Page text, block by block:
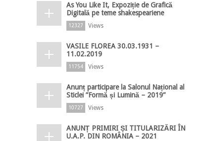
As You Like It, Expoziție de Grafică
Digitală pe teme shakespeariene
12327 Views
VASILE FLOREA 30.03.1931 –
11.02.2019
11754 Views
Anunț participare la Salonul Național al
Sticlei ”Formă și Lumină – 2019”
10727 Views
ANUNȚ PRIMIRI ȘI TITULARIZĂRI ÎN
U.A.P. DIN ROMÂNIA – 2021